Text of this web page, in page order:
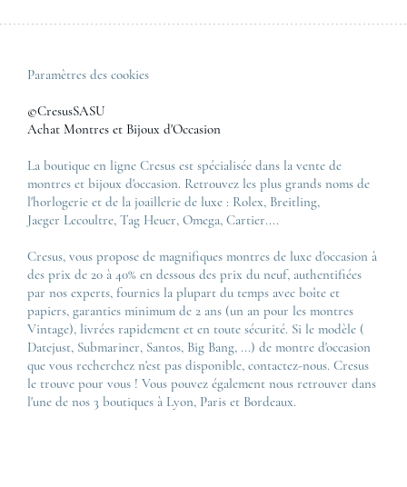
Paramètres des cookies
©CresusSASU
Achat Montres et Bijoux d'Occasion
La boutique en ligne Cresus est spécialisée dans la vente de
montres et bijoux d'occasion. Retrouvez les plus grands noms de
l'horlogerie et de la joaillerie de luxe : Rolex, Breitling,
Jaeger Lecoultre, Tag Heuer, Omega, Cartier....
Cresus, vous propose de magnifiques montres de luxe d'occasion à
des prix de 20 à 40% en dessous des prix du neuf, authentifiées
par nos experts, fournies la plupart du temps avec boîte et
papiers, garanties minimum de 2 ans (un an pour les montres
Vintage), livrées rapidement et en toute sécurité. Si le modèle (
Datejust, Submariner, Santos, Big Bang, ...) de montre d'occasion
que vous recherchez n'est pas disponible, contactez-nous. Cresus
le trouve pour vous ! Vous pouvez également nous retrouver dans
l'une de nos 3 boutiques à Lyon, Paris et Bordeaux.